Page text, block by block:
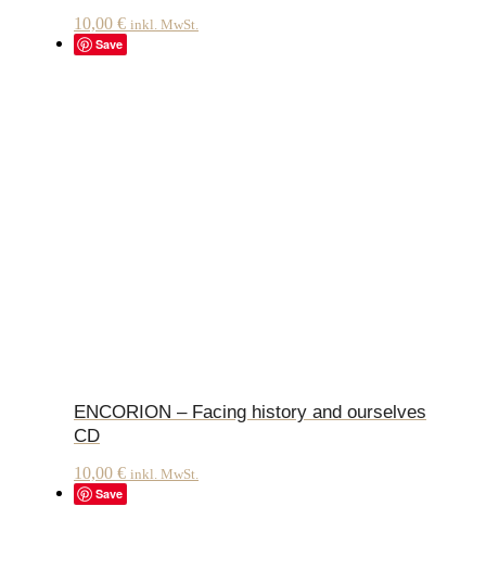
10,00 € inkl. MwSt.
Save
ENCORION – Facing history and ourselves
CD
10,00 € inkl. MwSt.
Save